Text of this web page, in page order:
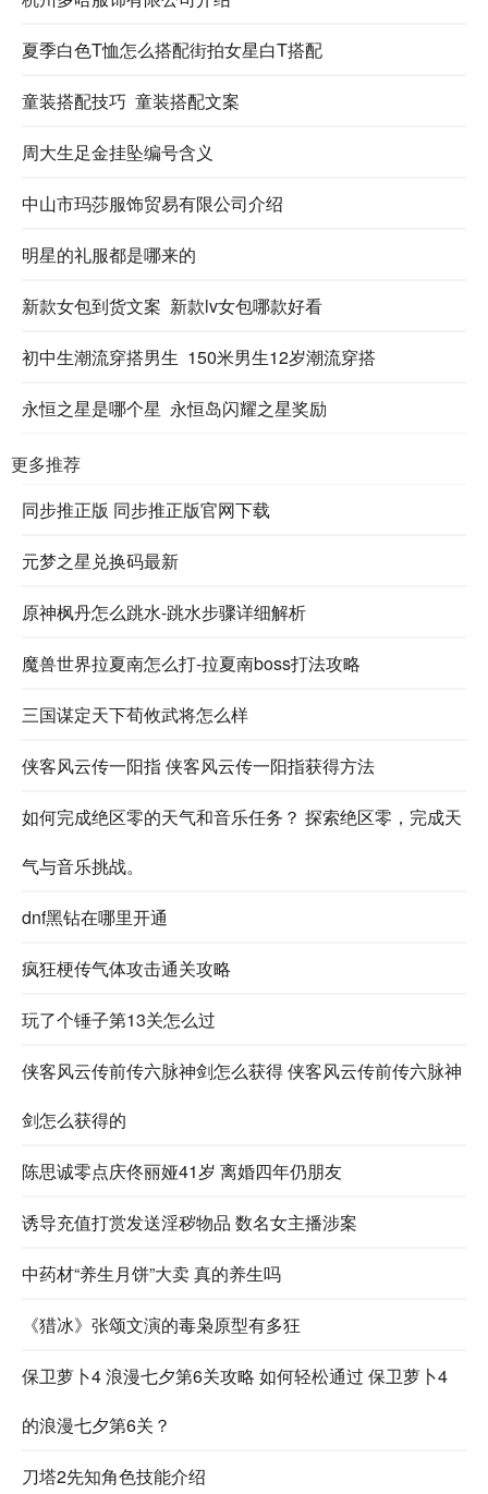
夏季白色T恤怎么搭配街拍女星白T搭配
童装搭配技巧 童装搭配文案
周大生足金挂坠编号含义
中山市玛莎服饰贸易有限公司介绍
明星的礼服都是哪来的
新款女包到货文案 新款lv女包哪款好看
初中生潮流穿搭男生 150米男生12岁潮流穿搭
永恒之星是哪个星 永恒岛闪耀之星奖励
更多推荐
同步推正版 同步推正版官网下载
元梦之星兑换码最新
原神枫丹怎么跳水-跳水步骤详细解析
魔兽世界拉夏南怎么打-拉夏南boss打法攻略
三国谋定天下荀攸武将怎么样
侠客风云传一阳指 侠客风云传一阳指获得方法
如何完成绝区零的天气和音乐任务？ 探索绝区零，完成天
气与音乐挑战。
dnf黑钻在哪里开通
疯狂梗传气体攻击通关攻略
玩了个锤子第13关怎么过
侠客风云传前传六脉神剑怎么获得 侠客风云传前传六脉神
剑怎么获得的
陈思诚零点庆佟丽娅41岁 离婚四年仍朋友
诱导充值打赏发送淫秽物品 数名女主播涉案
中药材“养生月饼”大卖 真的养生吗
《猎冰》张颂文演的毒枭原型有多狂
保卫萝卜4 浪漫七夕第6关攻略 如何轻松通过 保卫萝卜4
的浪漫七夕第6关？
刀塔2先知角色技能介绍